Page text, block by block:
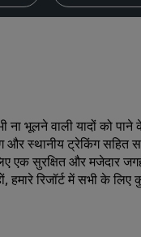
वाली यादों को पाने
और स्थानीय ट्रेकिंग सहित
एक सुरक्षित और मजेदार
हमारे रिजॉर्ट में सभी के